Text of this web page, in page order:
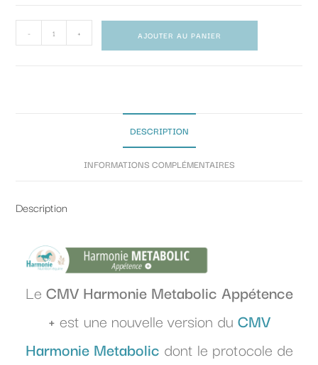
- + AJOUTER AU PANIER
DESCRIPTION
INFORMATIONS COMPLÉMENTAIRES
Description
Le CMV Harmonie Metabolic Appétence
+ est une nouvelle version du CMV
Harmonie Metabolic dont le protocole de